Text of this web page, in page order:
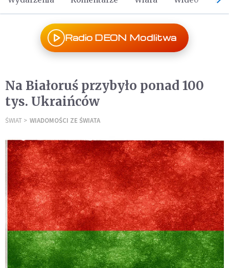
Radio DEON Modlitwa
Na Białoruś przybyło ponad 100
tys. Ukraińców
ŚWIAT WIADOMOŚCI ZE ŚWIATA